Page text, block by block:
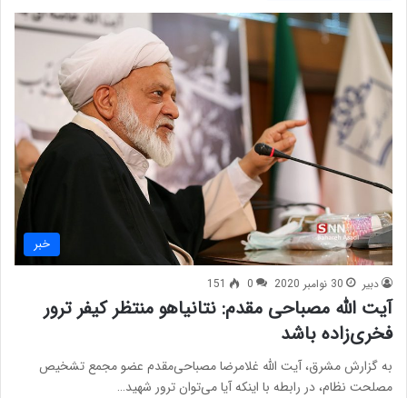
خبر
دبیر 30 نوامبر 2020 0
151
آیت الله مصباحی مقدم: نتانیاهو منتظر کیفر ترور
فخری‌زاده باشد
به گزارش مشرق، آیت الله غلامرضا مصباحی‌مقدم عضو مجمع تشخیص
مصلحت نظام، در رابطه با اینکه آیا می‌توان ترور شهید…